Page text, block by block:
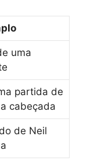
uma
partida de
cabeçada
de Neil